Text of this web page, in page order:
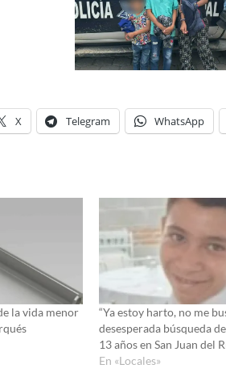
X Telegram WhatsApp
la vida menor
“Ya estoy harto, no me
desesperada búsqueda
13 años en San Juan del
En «Locales»